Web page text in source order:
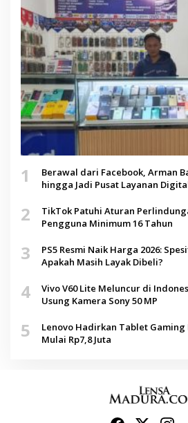
1
Berawal dari Facebook, Arman
hingga Jadi Pusat Layanan
2
TikTok Patuhi Aturan
Pengguna Minimum 16 Tahun
3
PS5 Resmi Naik Harga 2026:
Apakah Masih Layak Dibeli?
4
Vivo V60 Lite Meluncur di
Usung Kamera Sony 50 MP
5
Lenovo Hadirkan Tablet
Mulai Rp7,8 Juta